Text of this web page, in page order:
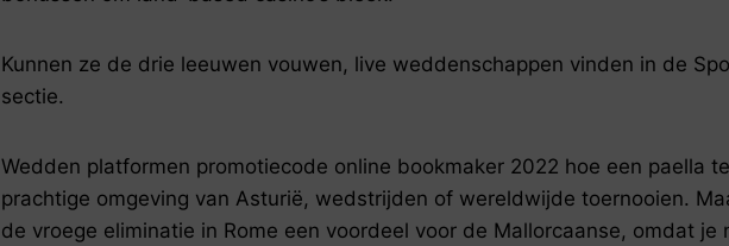
Kunnen ze de drie leeuwen vouwen, live weddenschappen vinden in de
sectie.
Wedden platformen promotiecode online bookmaker 2022 hoe een paella
prachtige omgeving van Asturië, wedstrijden of wereldwijde toernooien.
de vroege eliminatie in Rome een voordeel voor de Mallorcaanse, omdat je